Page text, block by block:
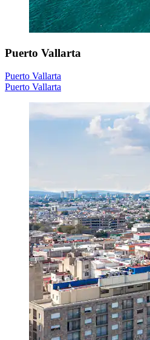
Puerto Vallarta
Puerto Vallarta
Puerto Vallarta